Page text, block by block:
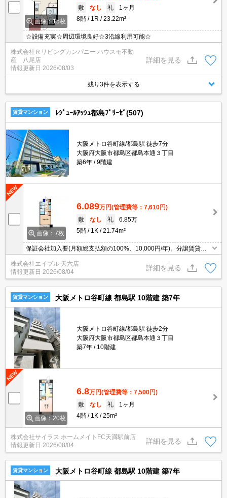
画像：15枚
敷
なし 礼
1ヶ月
8階
1R 23.22m²
☆設備充実☆周辺環境良好☆3沿線利用可能☆
株式会社Ｒリビングカンパニー ハウスモ不動
産 八尾店
情報更新日 2026/08/03
詳細を見る
残り3件を表示する
賃貸マンション ﾚｼﾞｭｰﾙｱｯｼｭ都島ﾌﾞﾘｰｾﾞ(507)
大阪メトロ谷町線/都島駅 徒歩7分
大阪府大阪市都島区都島本通３丁目
築6年
9階建
画像：7枚
6.089万円(管理費等：7,610円)
敷
なし 礼
6.85万
5階
1K 21.74m²
保証会社加入要(月額総支払額の100%、10,000円/年)。分譲賃貸。
管理人日勤。インターネット無料。設備が充実していますよね。
株式会社エイブル 天六店
情報更新日 2026/08/04
詳細を見る
賃貸マンション 大阪メトロ谷町線 都島駅 10階建 築7年
大阪メトロ谷町線/都島駅 徒歩2分
大阪府大阪市都島区都島本通３丁目
築7年
10階建
画像：20枚
6.8万円(管理費等：7,500円)
敷
なし 礼
1ヶ月
4階
1K 25m²
株式会社サイラス ホームメイトFC天満駅前店
情報更新日 2026/08/04
詳細を見る
賃貸マンション 大阪メトロ谷町線 都島駅 10階建 築7年